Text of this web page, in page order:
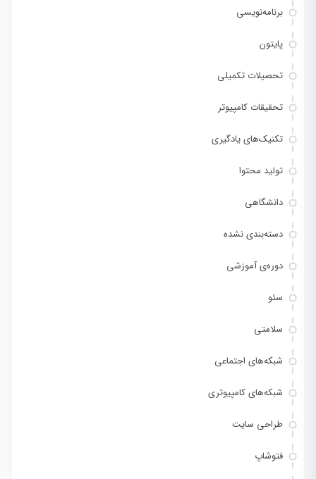
برنامه‌نویسی
پایتون
تحصیلات تکمیلی
تحقیقات کامپیوتر
تکنیک‌های یادگیری
تولید محتوا
دانشگاهی
دسته‌بندی نشده
دوره‌ی آموزشی
سئو
سلامتی
شبکه‌های اجتماعی
شبکه‌های کامپیوتری
طراحی سایت
فتوشاپ